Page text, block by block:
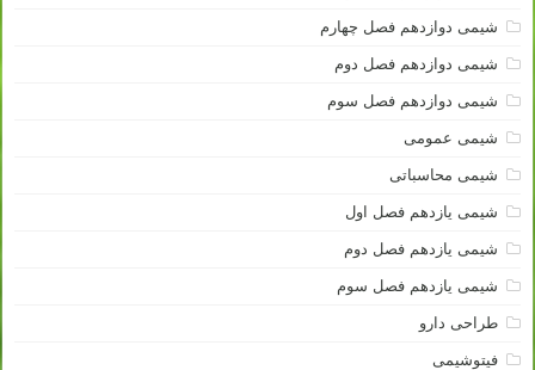
شیمی دوازدهم فصل چهارم
شیمی دوازدهم فصل دوم
شیمی دوازدهم فصل سوم
شیمی عمومی
شیمی محاسباتی
شیمی یازدهم فصل اول
شیمی یازدهم فصل دوم
شیمی یازدهم فصل سوم
طراحی دارو
فیتوشیمی